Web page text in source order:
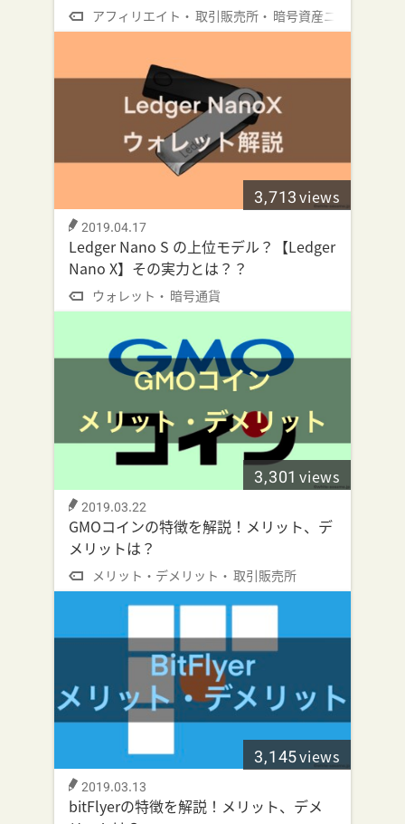
アフィリエイト 取引販売所 暗号資産ニュース
3,713views
2019.04.17
Ledger Nano S の上位モデル？【Ledger
Nano X】その実力とは？？
ウォレット 暗号通貨
3,301 views
2019.03.22
GMOコインの特徴を解説！メリット、デ
メリットは？
メリット・デメリット 取引販売所
3,145views
2019.03.13
bitFlyerの特徴を解説！メリット、デメ